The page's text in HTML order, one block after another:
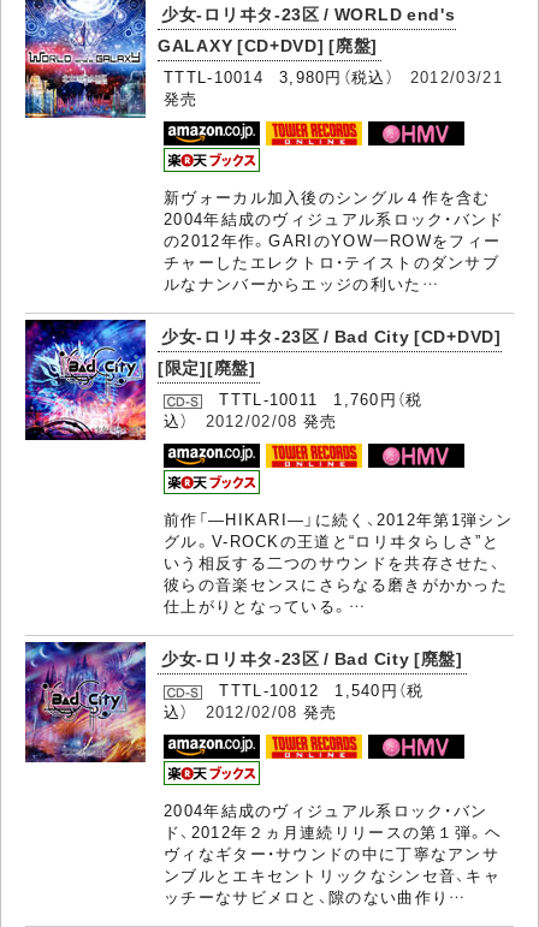
少女-ロリヰタ-23区 / WORLD end's
GALAXY [CD+DVD] [廃盤]
TTTL-10014 3,980円（税込） 2012/03/21
発売
新ヴォーカル加入後のシングル４作を含む
2004年結成のヴィジュアル系ロック・バンド
の2012年作。GARIのYOW一ROWをフィー
チャーしたエレクトロ・テイストのダンサブ
ルなナンバーからエッジの利いた…
少女-ロリヰタ-23区 / Bad City [CD+DVD]
[限定][廃盤]
TTTL-10011 1,760円（税
込） 2012/02/08 発売
前作「―HIKARI―」に続く、2012年第1弾シン
グル。V-ROCKの王道と“ロリヰタらしさ”と
いう相反する二つのサウンドを共存させた、
彼らの音楽センスにさらなる磨きがかかった
仕上がりとなっている。…
少女-ロリヰタ-23区 / Bad City [廃盤]
TTTL-10012 1,540円（税
込） 2012/02/08 発売
2004年結成のヴィジュアル系ロック・バン
ド、2012年２ヵ月連続リリースの第１弾。ヘ
ヴィなギター・サウンドの中に丁寧なアンサ
ンブルとエキセントリックなシンセ音、キャ
ッチーなサビメロと、隙のない曲作り…